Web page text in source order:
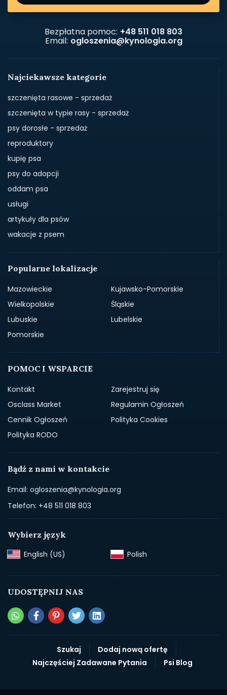
Bezpłatna pomoc: +48 511 018 803
Email: ogloszenia@kynologia.org
Najciekawsze kategorie
szczenięta rasowe - sprzedaż
szczenięta w typie rasy - sprzedaż
psy dorosłe - sprzedaż
reproduktory
kupię psa
psy do adopcji
oddam psa
usługi
artykuły dla psów
wakacje z psem
Popularne lokalizacje
Mazowieckie
Kujawsko-Pomorskie
Wielkopolskie
Śląskie
Lubuskie
Lubelskie
Pomorskie
POMOC I WSPARCIE
Kontakt
Zarejestruj się
Osclass Market
Regulamin Ogłoszeń
Cennik Ogłoszeń
Polityka Cookies
Polityka RODO
Bądź z nami w kontakcie
Email: ogloszenia@kynologia.org
Telefon: +48 511 018 803
Wybierz język
English (US)‎
Polish‎
UDOSTĘPNIJ NAS
Szukaj
Dodaj nową ofertę
Najczęściej Zadawane Pytania
Psi Blog